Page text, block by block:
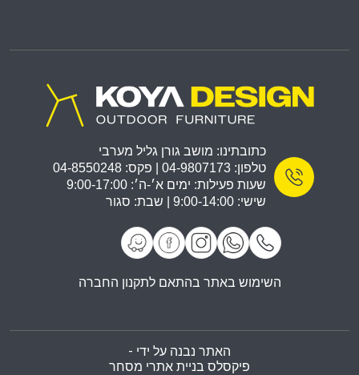
כתובתינו: מושב גורן גליל מערבי
טלפון: 04-9807173 | פקס: 04-8550248
שעות פעילות: ימים א׳-ה׳: 9:00-17:00
שישי: 9:00-14:00 | שבת: סגור
השימוש באתר בהתאם לתקנון החברה
האתר נבנה על ידי -
פיקסלס בניית אתרי מסחר